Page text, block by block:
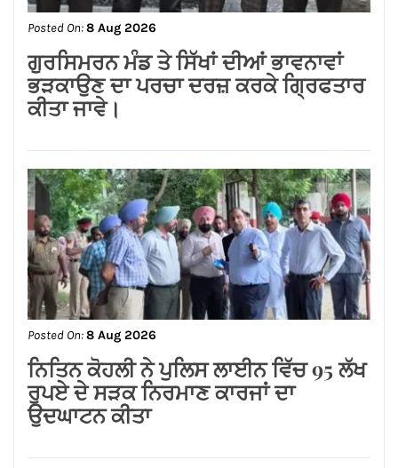
Posted On:8 Aug 2026
ਡਾ.ਐਸ.ਪੀ.ਸਿੰਘ ਓਬਰਾਏ ਦੇ ਯਤਨਾਂ ਸਦਕਾ
ਅਸ਼ੋਕ ਕੁਮਾਰ ਦਾ ਮ੍ਰਿਤਕ ਸਰੀਰ ਗਰੀਸ ਤੋਂ
ਭਾਰਤ ਪਹੁੰਚਿਆ